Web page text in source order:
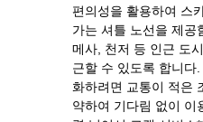
편의성을 활용하여 스
가는 셔틀 노선을 제공
메사, 천저 등 인근 도
근할 수 있도록 합니다
화하려면 교통이 적은
약하여 기다림 없이 이